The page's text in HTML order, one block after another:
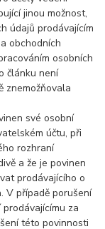
jinou možnost,
údajů prodávajícím
obchodních
osobních
článku není
znemožňovala
své osobní
účtu, při
rozhraní
a že je povinen
prodávajícího o
V případě porušení
za
této povinnosti